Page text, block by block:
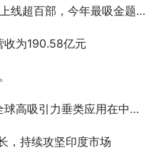
超百部，今年最吸金题材？
为190.58亿元
垂类应用在中国市场的发展态势
，持续攻坚印度市场